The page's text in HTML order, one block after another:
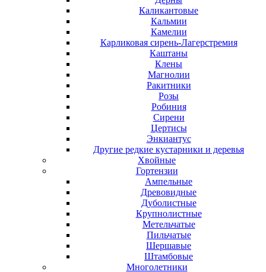
Каликантовые
Кальмии
Камелии
Карликовая сирень-Лагерстремия
Каштаны
Клены
Магнолии
Ракитники
Розы
Робиния
Сирени
Цертисы
Энкиантус
Другие редкие кустарники и деревья
Хвойные
Гортензии
Ампельные
Древовидные
Дуболистные
Крупнолистные
Метельчатые
Пильчатые
Шершавые
Штамбовые
Многолетники